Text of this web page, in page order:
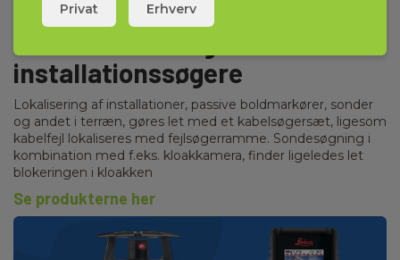
Kabel- sonde- og
installationssøgere
Lokalisering af installationer, passive boldmarkører, sonder
og andet i terræn, gøres let med et kabelsøgersæt, ligesom
kabelfejl lokaliseres med fejlsøgerramme. Sondesøgning i
kombination med f.eks. kloakkamera, finder ligeledes let
blokeringen i kloakken
Se produkterne her
Privat Erhverv